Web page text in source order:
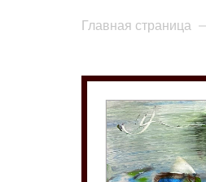
Главная страница